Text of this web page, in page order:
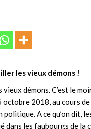
les vieux démons !
démons. C’est le
octobre 2018, au cours
politique. A ce qu’on dit,
dans les faubourgs de